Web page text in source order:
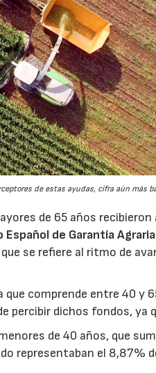
de estas ayudas, cifra aún más
de 65 años recibieron
Español de Garantía Agraria
se refiere al ritmo de
comprende entre 40 y
percibir dichos fondos, ya
de 40 años, que
representaban el 8,87%